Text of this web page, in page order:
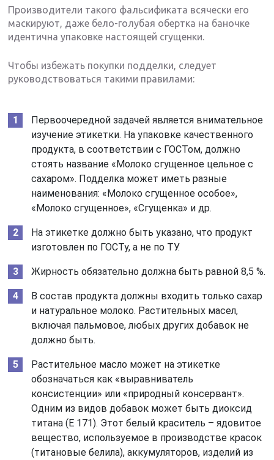
Производители такого фальсификата всячески его
маскируют, даже бело-голубая обертка на баночке
идентична упаковке настоящей сгущенки.
Чтобы избежать покупки подделки, следует
руководствоваться такими правилами:
Первоочередной задачей является внимательное
изучение этикетки. На упаковке качественного
продукта, в соответствии с ГОСТом, должно
стоять название «Молоко сгущенное цельное с
сахаром». Подделка может иметь разные
наименования: «Молоко сгущенное особое»,
«Молоко сгущенное», «Сгущенка» и др.
На этикетке должно быть указано, что продукт
изготовлен по ГОСТу, а не по ТУ.
Жирность обязательно должна быть равной 8,5 %.
В состав продукта должны входить только сахар
и натуральное молоко. Растительных масел,
включая пальмовое, любых других добавок не
должно быть.
Растительное масло может на этикетке
обозначаться как «выравниватель
консистенции» или «природный консервант».
Одним из видов добавок может быть диоксид
титана (Е 171). Этот белый краситель – ядовитое
вещество, используемое в производстве красок
(титановые белила), аккумуляторов, изделий из